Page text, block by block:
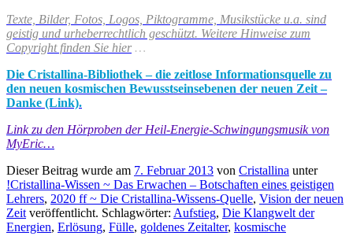
Texte, Bilder, Fotos, Logos, Piktogramme, Musikstücke u.a. sind
geistig und urheberrechtlich geschützt. Weitere Hinweise zum
Copyright finden Sie hier …
Die Cristallina-Bibliothek – die zeitlose Informationsquelle zu
den neuen kosmischen Bewusstseinsebenen der neuen Zeit –
Danke (Link).
Link zu den Hörproben der Heil-Energie-Schwingungsmusik von
MyEric…
Dieser Beitrag wurde am 7. Februar 2013 von Cristallina unter
!Cristallina-Wissen ~ Das Erwachen – Botschaften eines geistigen
Lehrers, 2020 ff ~ Die Cristallina-Wissens-Quelle, Vision der neuen
Zeit veröffentlicht. Schlagwörter: Aufstieg, Die Klangwelt der
Energien, Erlösung, Fülle, goldenes Zeitalter, kosmische